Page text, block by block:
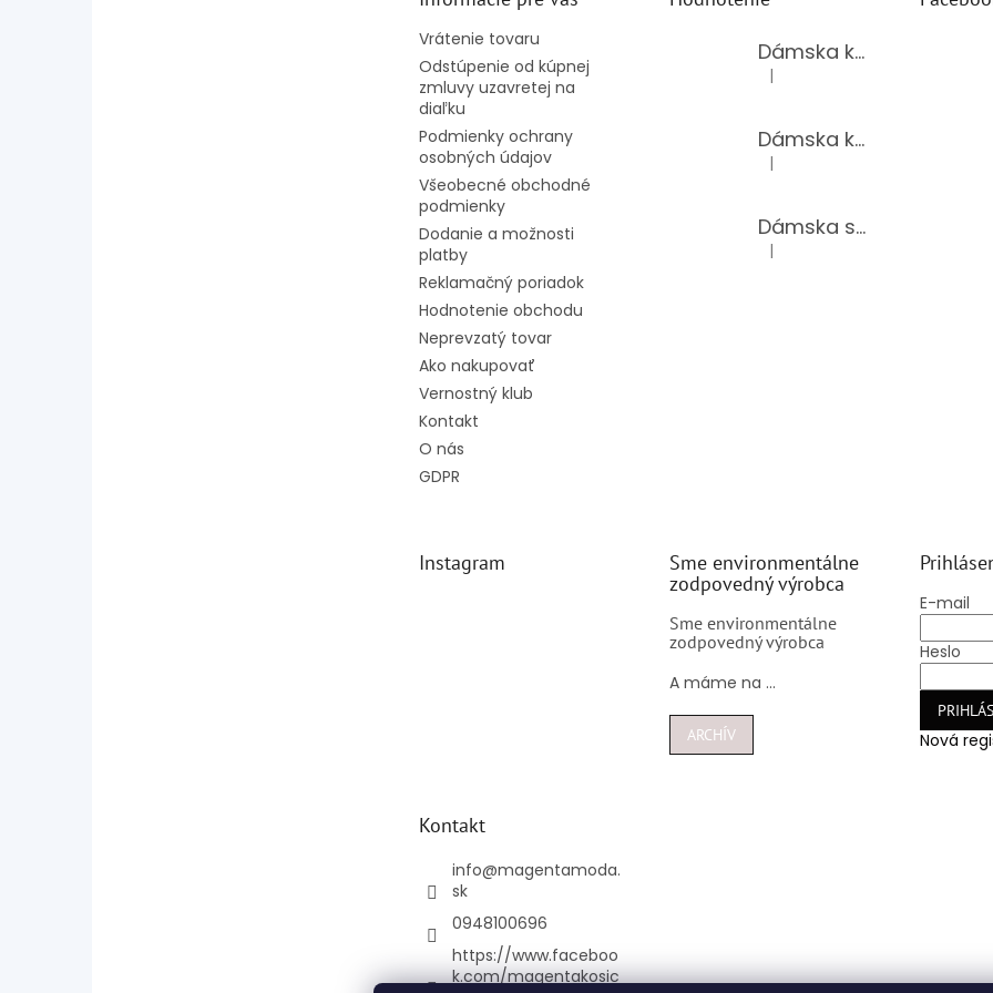
Vrátenie tovaru
Odstúpenie od kúpnej
zmluvy uzavretej na
diaľku
Podmienky ochrany
osobných údajov
Všeobecné obchodné
podmienky
Dodanie a možnosti
platby
Reklamačný poriadok
Hodnotenie obchodu
Neprevzatý tovar
Ako nakupovať
Vernostný klub
Kontakt
O nás
GDPR
Dámska kožená kabelka LAURA BIAGGI 944-PINK
Hodnotenie produktu je 5 z 5
|
Dámska kožená kabelka TS04-519/JEANS BLUE
Hodnotenie produktu je 5 z 5
|
Dámska súprava 62875/BLACK
Hodnotenie produktu je 5 z 5
|
Instagram
Sme environmentálne
zodpovedný výrobca
Sme environmentálne
zodpovedný výrobca
A máme na ...
ARCHÍV
E-mail
Heslo
Nová
Kontakt
info@magentamoda.
sk
0948100696
https://www.faceboo
k.com/magentakosic